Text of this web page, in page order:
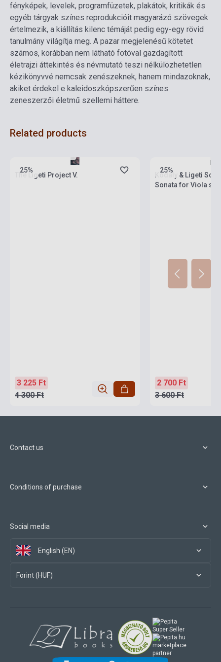
fényképek, levelek, programfüzetek, plakátok, kritikák és
egyéb tárgyak színes reprodukcióit magyarázó szövegek
értelmezik, a kiállítás kilenc témáját pedig egy-egy rövid
tanulmány világítja meg. A pazar megjelenésű kötetet
számos, korábban nem látható fotóval gazdagított
életrajzi áttekintés és névmutató teszi nélkülözhetetlen
kézikönyvvé nemcsak zenészeknek, hanem mindazoknak,
akiket érdekel e kaleidoszkópszerűen színes
zeneszerzői életmű szellemi háttere.
Related products
25%
The Ligeti Project V.
3 225 Ft
4 300 Ft
25%
Kodály & Ligeti
Sonata for Viola
2 700 Ft
3 600 Ft
Contact us
Conditions of purchase
Social media
English (EN)
Forint (HUF)
marketplace
partner